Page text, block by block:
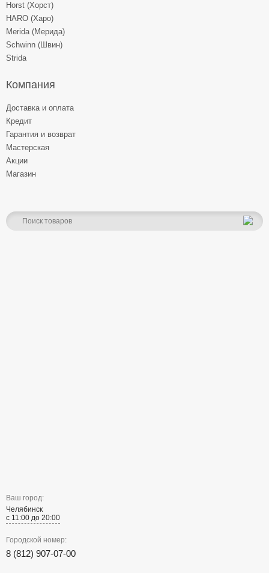
Horst (Хорст)
HARO (Харо)
Merida (Мерида)
Schwinn (Швин)
Strida
Компания
Доставка и оплата
Кредит
Гарантия и возврат
Мастерская
Акции
Магазин
Ваш город:
Челябинск
с 11:00 до 20:00
Городской номер:
8 (812) 907-07-00